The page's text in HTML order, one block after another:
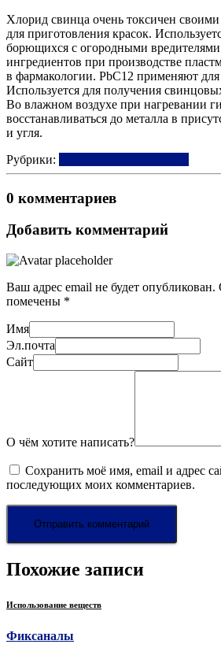
Хлорид свинца очень токсичен
для приготовления красок.
борющихся с огородными
ингредиентов при производстве
в фармакологии. РbС12 применяют для
Используется для получения
Во влажном воздухе при нагревании
восстанавливаться до металла в
и угля.
Рубрики:
0 комментариев
Добавить комментарий
Ваш адрес email не будет опубликован.
помечены *
Имя
Эл.почта
Сайт
О чём хотите написать?
Сохранить моё имя, email и адрес
последующих моих комментариев.
Похожие записи
Использование веществ
Фиксаналы